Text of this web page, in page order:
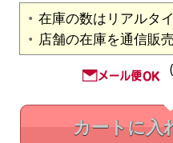
在庫の数はリアルタ
店舗の在庫を通信販
カートに入